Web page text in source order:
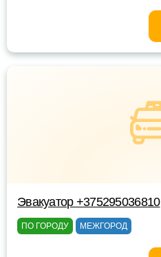
Эвакуатор +375295036810
ПО ГОРОДУ МЕЖГОРОД